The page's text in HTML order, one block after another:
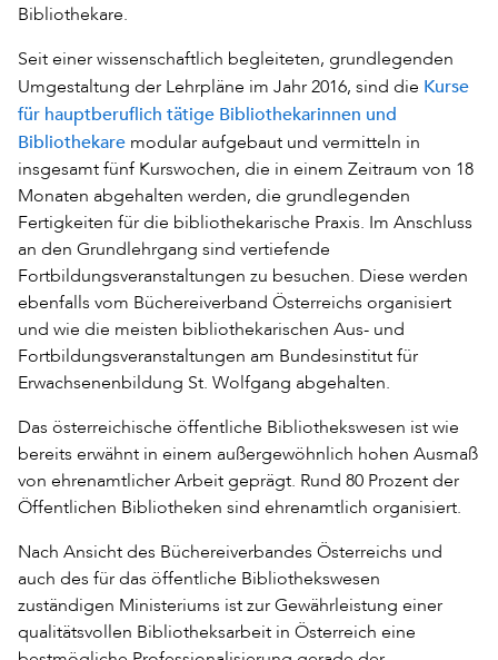
Bibliothekare.
Seit einer wissenschaftlich begleiteten, grundlegenden
Umgestaltung der Lehrpläne im Jahr 2016, sind die Kurse
für hauptberuflich tätige Bibliothekarinnen und
Bibliothekare modular aufgebaut und vermitteln in
insgesamt fünf Kurswochen, die in einem Zeitraum von 18
Monaten abgehalten werden, die grundlegenden
Fertigkeiten für die bibliothekarische Praxis. Im Anschluss
an den Grundlehrgang sind vertiefende
Fortbildungsveranstaltungen zu besuchen. Diese werden
ebenfalls vom Büchereiverband Österreichs organisiert
und wie die meisten bibliothekarischen Aus- und
Fortbildungsveranstaltungen am Bundesinstitut für
Erwachsenenbildung St. Wolfgang abgehalten.
Das österreichische öffentliche Bibliothekswesen ist wie
bereits erwähnt in einem außergewöhnlich hohen Ausmaß
von ehrenamtlicher Arbeit geprägt. Rund 80 Prozent der
Öffentlichen Bibliotheken sind ehrenamtlich organisiert.
Nach Ansicht des Büchereiverbandes Österreichs und
auch des für das öffentliche Bibliothekswesen
zuständigen Ministeriums ist zur Gewährleistung einer
qualitätsvollen Bibliotheksarbeit in Österreich eine